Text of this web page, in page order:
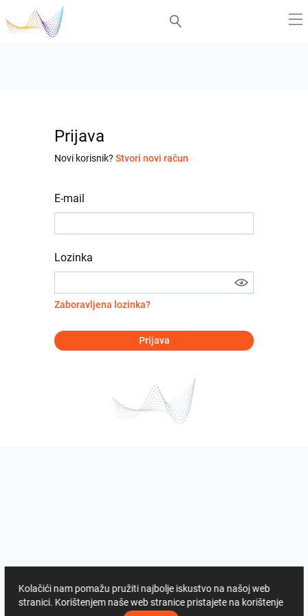
Prijava
Novi korisnik? Stvori novi račun
E-mail
Lozinka
Zaboravljena lozinka?
Prijava
Kolačići nam pomažu pružiti najbolje iskustvo na našoj web
stranici. Korištenjem naše web stranice pristajete na korištenje